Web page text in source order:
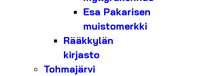
Esa Pakarisen
muistomerkki
Rääkkylän
kirjasto
Tohmajärvi